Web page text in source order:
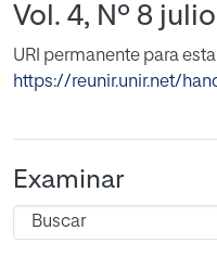
Vol. 4, Nº 8
URI permanente para
https://reunir.unir.net/
Examinar